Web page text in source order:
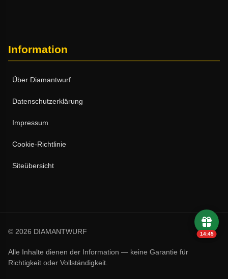
Information
Über Diamantwurf
Datenschutzerklärung
Impressum
Cookie-Richtlinie
Siteübersicht
© 2026 DIAMANTWURF
Alle Inhalte dienen der Information — keine Garantie für
Richtigkeit oder Vollständigkeit.
14:44